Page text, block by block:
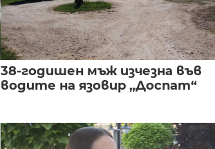
38-годишен мъж изчезна във
водите на язовир „Доспат“